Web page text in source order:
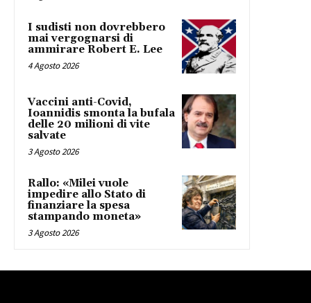
I sudisti non dovrebbero
mai vergognarsi di
ammirare Robert E. Lee
4 Agosto 2026
Vaccini anti-Covid,
Ioannidis smonta la bufala
delle 20 milioni di vite
salvate
3 Agosto 2026
Rallo: «Milei vuole
impedire allo Stato di
finanziare la spesa
stampando moneta»
3 Agosto 2026